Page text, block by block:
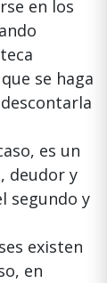
en los
se haga
es un
deudor y
segundo y
existen
en